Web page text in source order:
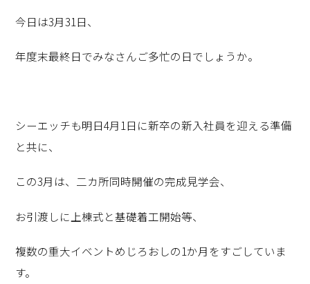
今日は3月31日、
年度末最終日でみなさんご多忙の日でしょうか。
シーエッチも明日4月1日に新卒の新入社員を迎える準備
と共に、
この3月は、二カ所同時開催の完成見学会、
お引渡しに上棟式と基礎着工開始等、
複数の重大イベントめじろおしの1か月をすごしていま
す。